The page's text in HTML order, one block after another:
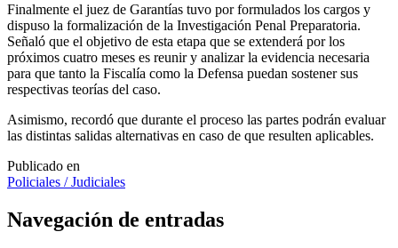
Finalmente el juez de Garantías tuvo por formulados los cargos y
dispuso la formalización de la Investigación Penal Preparatoria.
Señaló que el objetivo de esta etapa que se extenderá por los
próximos cuatro meses es reunir y analizar la evidencia necesaria
para que tanto la Fiscalía como la Defensa puedan sostener sus
respectivas teorías del caso.
Asimismo, recordó que durante el proceso las partes podrán evaluar
las distintas salidas alternativas en caso de que resulten aplicables.
Publicado en
Policiales / Judiciales
Navegación de entradas